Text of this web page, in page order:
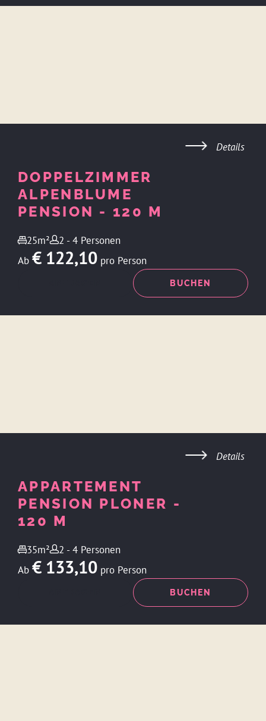
DOPPELZIMMER
ALPENBLUME
PENSION - 120 M
25m²
2 - 4 Personen
Ab € 122,10 pro Person
BUCHEN
Details
APPARTEMENT
PENSION PLONER -
120 M
35m²
2 - 4 Personen
Ab € 133,10 pro Person
BUCHEN
Details